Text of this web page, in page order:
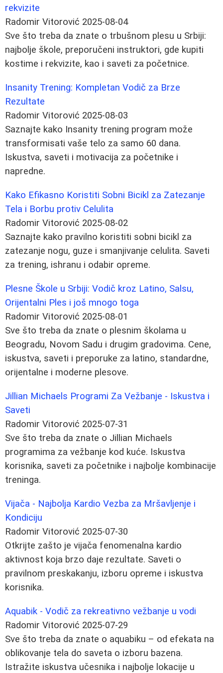
rekvizite
Radomir Vitorović 2025-08-04
Sve što treba da znate o trbušnom plesu u Srbiji:
najbolje škole, preporučeni instruktori, gde kupiti
kostime i rekvizite, kao i saveti za početnice.
Insanity Trening: Kompletan Vodič za Brze
Rezultate
Radomir Vitorović 2025-08-03
Saznajte kako Insanity trening program može
transformisati vaše telo za samo 60 dana.
Iskustva, saveti i motivacija za početnike i
napredne.
Kako Efikasno Koristiti Sobni Bicikl za Zatezanje
Tela i Borbu protiv Celulita
Radomir Vitorović 2025-08-02
Saznajte kako pravilno koristiti sobni bicikl za
zatezanje nogu, guze i smanjivanje celulita. Saveti
za trening, ishranu i odabir opreme.
Plesne Škole u Srbiji: Vodič kroz Latino, Salsu,
Orijentalni Ples i još mnogo toga
Radomir Vitorović 2025-08-01
Sve što treba da znate o plesnim školama u
Beogradu, Novom Sadu i drugim gradovima. Cene,
iskustva, saveti i preporuke za latino, standardne,
orijentalne i moderne plesove.
Jillian Michaels Programi Za Vežbanje - Iskustva i
Saveti
Radomir Vitorović 2025-07-31
Sve što treba da znate o Jillian Michaels
programima za vežbanje kod kuće. Iskustva
korisnika, saveti za početnike i najbolje kombinacije
treninga.
Vijača - Najbolja Kardio Vezba za Mršavljenje i
Kondiciju
Radomir Vitorović 2025-07-30
Otkrijte zašto je vijača fenomenalna kardio
aktivnost koja brzo daje rezultate. Saveti o
pravilnom preskakanju, izboru opreme i iskustva
korisnika.
Aquabik - Vodič za rekreativno vežbanje u vodi
Radomir Vitorović 2025-07-29
Sve što treba da znate o aquabiku – od efekata na
oblikovanje tela do saveta o izboru bazena.
Istražite iskustva učesnika i najbolje lokacije u